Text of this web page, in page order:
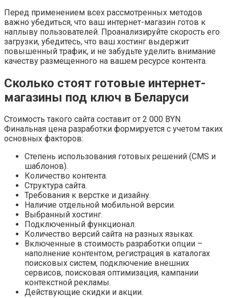
Перед применением всех рассмотренных методов
важно убедиться, что ваш интернет-магазин готов к
наплыву пользователей. Проанализируйте скорость его
загрузки, убедитесь, что ваш хостинг выдержит
повышенный трафик, и не забудьте уделить внимание
качеству размещенного на вашем ресурсе контента.
Сколько стоят готовые интернет-
магазины под ключ в Беларуси
Стоимость такого сайта составит от 2 000 BYN.
Финальная цена разработки формируется с учетом таких
основных факторов:
Степень использования готовых решений (CMS и
шаблонов).
Количество контента.
Структура сайта.
Требования к верстке и дизайну.
Наличие отдельной мобильной версии.
Выбранный хостинг.
Подключенный функционал.
Количество версий сайта на разных языках.
Включенные в стоимость разработки опции –
наполнение контентом, регистрация в каталогах
поисковых систем, подключение внешних
сервисов, поисковая оптимизация, кампании
контекстной рекламы.
Действующие скидки и акции.